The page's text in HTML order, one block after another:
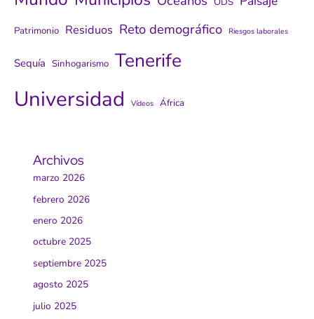
Patrimonio Residuos Reto demográfico Riesgos laborales
Sequía Sinhogarismo Tenerife
Universidad Vídeos África
Archivos
marzo 2026
febrero 2026
enero 2026
octubre 2025
septiembre 2025
agosto 2025
julio 2025